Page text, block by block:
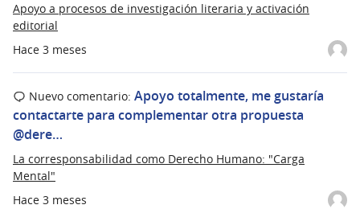
Hace 3 meses
Apoyo a procesos de investigación literaria y activación
editorial
Hace 3 meses
Nuevo comentario: Apoyo totalmente, me gustaría
contactarte para complementar otra propuesta
@dere…
La corresponsabilidad como Derecho Humano: "Carga
Mental"